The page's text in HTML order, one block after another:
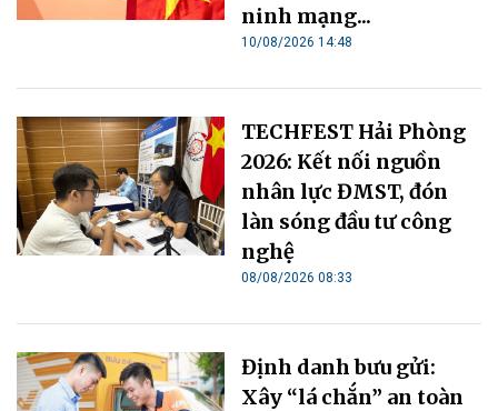
ninh mạng...
10/08/2026 14:48
TECHFEST Hải Phòng
2026: Kết nối nguồn
nhân lực ĐMST, đón
làn sóng đầu tư công
nghệ
08/08/2026 08:33
Định danh bưu gửi:
Xây “lá chắn” an toàn